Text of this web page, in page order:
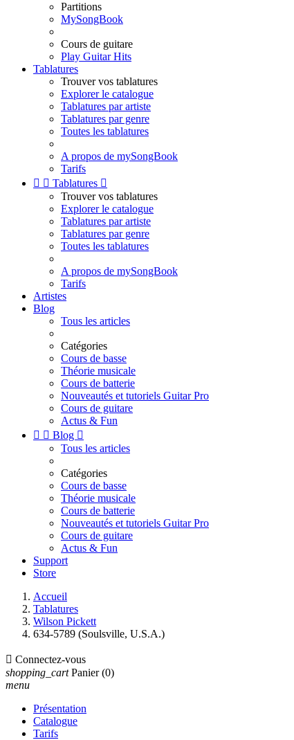
Partitions
MySongBook
Cours de guitare
Play Guitar Hits
Tablatures
Trouver vos tablatures
Explorer le catalogue
Tablatures par artiste
Tablatures par genre
Toutes les tablatures
A propos de mySongBook
Tarifs
  Tablatures 
Trouver vos tablatures
Explorer le catalogue
Tablatures par artiste
Tablatures par genre
Toutes les tablatures
A propos de mySongBook
Tarifs
Artistes
Blog
Tous les articles
Catégories
Cours de basse
Théorie musicale
Cours de batterie
Nouveautés et tutoriels Guitar Pro
Cours de guitare
Actus & Fun
  Blog 
Tous les articles
Catégories
Cours de basse
Théorie musicale
Cours de batterie
Nouveautés et tutoriels Guitar Pro
Cours de guitare
Actus & Fun
Support
Store
Accueil
Tablatures
Wilson Pickett
634-5789 (Soulsville, U.S.A.)
 Connectez-vous
shopping_cart Panier (0)
menu
Présentation
Catalogue
Tarifs